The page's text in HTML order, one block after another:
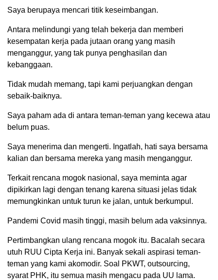
Saya berupaya mencari titik keseimbangan.
Antara melindungi yang telah bekerja dan memberi
kesempatan kerja pada jutaan orang yang masih
menganggur, yang tak punya penghasilan dan
kebanggaan.
Tidak mudah memang, tapi kami perjuangkan dengan
sebaik-baiknya.
Saya paham ada di antara teman-teman yang kecewa atau
belum puas.
Saya menerima dan mengerti. Ingatlah, hati saya bersama
kalian dan bersama mereka yang masih menganggur.
Terkait rencana mogok nasional, saya meminta agar
dipikirkan lagi dengan tenang karena situasi jelas tidak
memungkinkan untuk turun ke jalan, untuk berkumpul.
Pandemi Covid masih tinggi, masih belum ada vaksinnya.
Pertimbangkan ulang rencana mogok itu. Bacalah secara
utuh RUU Cipta Kerja ini. Banyak sekali aspirasi teman-
teman yang kami akomodir. Soal PKWT, outsourcing,
syarat PHK, itu semua masih mengacu pada UU lama.